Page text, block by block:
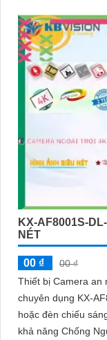
KX-AF8001S-
NÉT
00 ₫
00 ₫
Thiết bị Camera an
chuyên dụng KX-
hoặc đèn chiếu sáng HD. Sử dụng công nghệ
khả năng Chống